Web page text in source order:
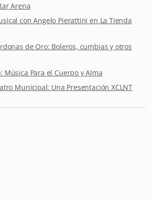
Arena
con Angelo Pierattini en La Tienda
de Oro: Boleros, cumbias y otros
Música Para el Cuerpo y Alma
Municipal: Una Presentación XCLNT